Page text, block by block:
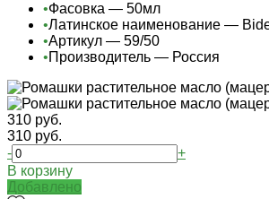
•Фасовка — 50мл
•Латинское наименование —
•Артикул — 59/50
•Производитель — Россия
310 руб.
310 руб.
-
+
В корзину
Добавлено